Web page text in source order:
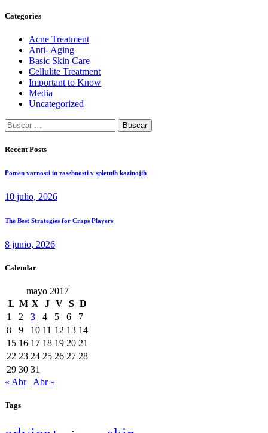
Categories
Acne Treatment
Anti- Aging
Basic Skin Care
Cellulite Treatment
Important to Know
Media
Uncategorized
Buscar:
Recent Posts
Pomen varnosti in zasebnosti v spletnih kazinojih
10 julio, 2026
The Best Strategies for Craps Players
8 junio, 2026
Calendar
mayo 2017
L M X J V S D
1
2 3 4 5 6
7
8
9 10 11 12 13 14
15 16 17 18 19 20 21
22 23 24 25 26 27 28
29 30 31
« Abr
Abr »
Tags